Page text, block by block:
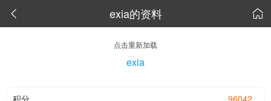
 exia的资料 
点击重新加载
exia
96042
积分